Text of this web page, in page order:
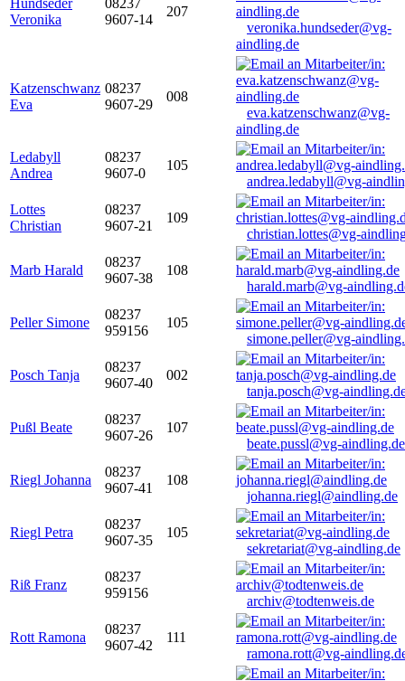
Hundseder
Veronika
08237
9607-14
207
veronika.hundseder@vg-
aindling.de
Katzenschwanz
Eva
08237
9607-29
008
eva.katzenschwanz@vg-
aindling.de
Ledabyll
Andrea
08237
9607-0
105
andrea.ledabyll@vg-
Lottes
Christian
08237
9607-21
109
christian.lottes@vg-
Marb Harald
08237
9607-38
108
harald.marb@vg-
Peller Simone
08237
959156
105
simone.peller@vg-
Posch Tanja
08237
9607-40
002
tanja.posch@vg-
Pußl Beate
08237
9607-26
107
beate.pussl@vg-aindling.de
Riegl Johanna
08237
9607-41
108
johanna.riegl@aindling.de
Riegl Petra
08237
9607-35
105
sekretariat@vg-aindling.de
Riß Franz
08237
959156
archiv@todtenweis.de
Rott Ramona
08237
9607-42
111
ramona.rott@vg-